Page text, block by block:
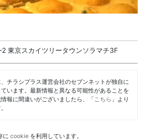
東京スカイツリータウンソラマチ3F
チラシプラス運営会社のセブンネットが独自に
います。最新情報と異なる可能性があることを
報に間違いがございましたら、「 こちら 」より
に cookie を利用しています。